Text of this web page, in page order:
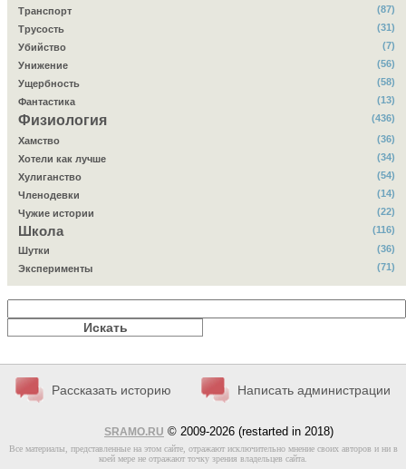
Транспорт
(87)
Трусость
(31)
Убийство
(7)
Унижение
(56)
Ущербность
(58)
Фантастика
(13)
Физиология (436)
Хамство
(36)
Хотели как лучше
(34)
Хулиганство
(54)
Членодевки
(14)
Чужие истории
(22)
Школа
(116)
Шутки
(36)
Эксперименты
(71)
Рассказать историю Написать администрации
SRAMO.RU © 2009-2026 (restarted in 2018)
Все материалы, представленные на этом сайте, отражают исключительно мнение своих авторов и ни в
коей мере не отражают точку зрения владельцев сайта.